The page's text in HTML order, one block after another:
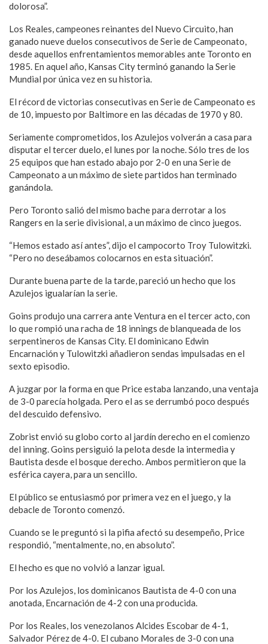
dolorosa”.
Los Reales, campeones reinantes del Nuevo Circuito, han
ganado nueve duelos consecutivos de Serie de Campeonato,
desde aquellos enfrentamientos memorables ante Toronto en
1985. En aquel año, Kansas City terminó ganando la Serie
Mundial por única vez en su historia.
El récord de victorias consecutivas en Serie de Campeonato es
de 10, impuesto por Baltimore en las décadas de 1970 y 80.
Seriamente comprometidos, los Azulejos volverán a casa para
disputar el tercer duelo, el lunes por la noche. Sólo tres de los
25 equipos que han estado abajo por 2-0 en una Serie de
Campeonato a un máximo de siete partidos han terminado
ganándola.
Pero Toronto salió del mismo bache para derrotar a los
Rangers en la serie divisional, a un máximo de cinco juegos.
“Hemos estado así antes”, dijo el campocorto Troy Tulowitzki.
“Pero no deseábamos colocarnos en esta situación”.
Durante buena parte de la tarde, pareció un hecho que los
Azulejos igualarían la serie.
Goins produjo una carrera ante Ventura en el tercer acto, con
lo que rompió una racha de 18 innings de blanqueada de los
serpentineros de Kansas City. El dominicano Edwin
Encarnación y Tulowitzki añadieron sendas impulsadas en el
sexto episodio.
A juzgar por la forma en que Price estaba lanzando, una ventaja
de 3-0 parecía holgada. Pero el as se derrumbó poco después
del descuido defensivo.
Zobrist envió su globo corto al jardín derecho en el comienzo
del inning. Goins persiguió la pelota desde la intermedia y
Bautista desde el bosque derecho. Ambos permitieron que la
esférica cayera, para un sencillo.
El público se entusiasmó por primera vez en el juego, y la
debacle de Toronto comenzó.
Cuando se le preguntó si la pifia afectó su desempeño, Price
respondió, “mentalmente, no, en absoluto”.
El hecho es que no volvió a lanzar igual.
Por los Azulejos, los dominicanos Bautista de 4-0 con una
anotada, Encarnación de 4-2 con una producida.
Por los Reales, los venezolanos Alcides Escobar de 4-1,
Salvador Pérez de 4-0. El cubano Morales de 3-0 con una